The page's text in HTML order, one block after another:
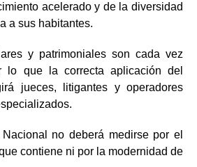
acelerado y de la diversidad
a sus habitantes.
y patrimoniales son cada vez
lo que la correcta aplicación del
jueces, litigantes y operadores
no deberá medirse por el
contiene ni por la modernidad de